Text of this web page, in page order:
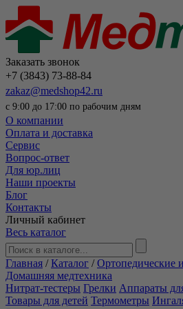
Заказать звонок
+7 (3843) 73-88-84
zakaz@medshop42.ru
с 9:00 до 17:00 по рабочим дням
О компании
Оплата и доставка
Сервис
Вопрос-ответ
Для юр.лиц
Наши проекты
Блог
Контакты
Личный кабинет
Весь каталог
Главная /Каталог /Ортопедические
Домашняя медтехника
Нитрат-тестеры Грелки Аппараты
Товары для детей Термометры